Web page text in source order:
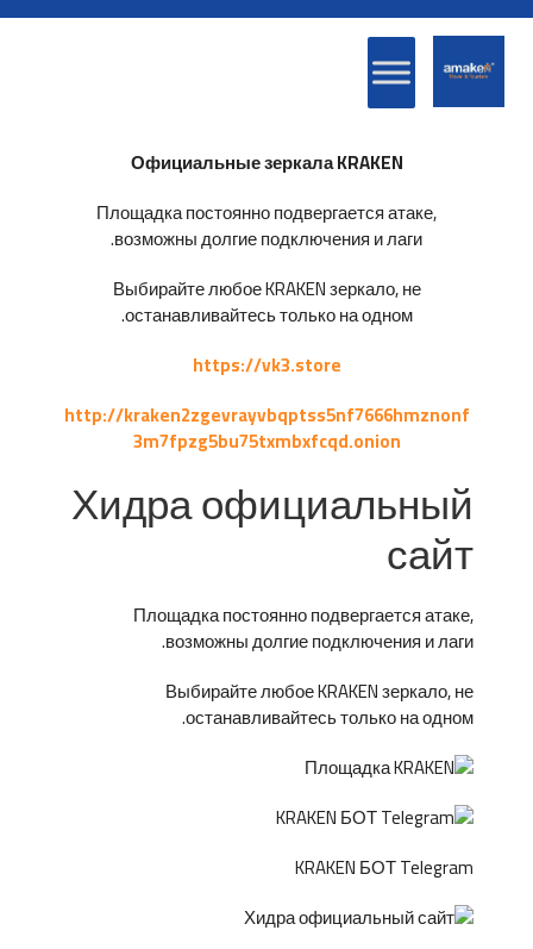
Официальные зеркала KRAKEN
Площадка постоянно подвергается атаке,
возможны долгие подключения и лаги.
Выбирайте любое KRAKEN зеркало, не
останавливайтесь только на одном.
https://vk3.store
http://kraken2zgevrayvbqptss5nf7666hmznonf
3m7fpzg5bu75txmbxfcqd.onion
Хидра официальный
сайт
Площадка постоянно подвергается атаке,
возможны долгие подключения и лаги.
Выбирайте любое KRAKEN зеркало, не
останавливайтесь только на одном.
KRAKEN БОТ Telegram